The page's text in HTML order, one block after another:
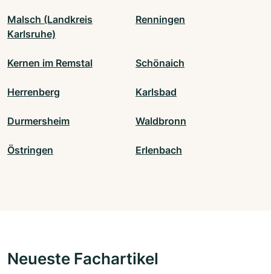
Malsch (Landkreis
Karlsruhe)
Renningen
Kernen im Remstal Schönaich
Herrenberg Karlsbad
Durmersheim Waldbronn
Östringen Erlenbach
Neueste Fachartikel